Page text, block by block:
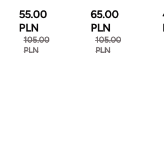
55.00
PLN
105.00
PLN
65.00
PLN
105.00
PLN